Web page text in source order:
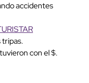
accidentes
tripas.
con el $.